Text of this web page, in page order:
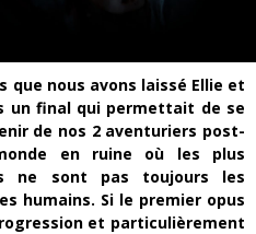
Assassin's Creed Black Flag Resynced
« Damn Them All » - Un duo de Choc !
Yoshi and the mysterious book
que nous avons laissé Ellie et
un final qui permettait de se
de nos 2 aventuriers post-
en ruine où les plus
ne sont pas toujours les
humains. Si le premier opus
et particulièrement